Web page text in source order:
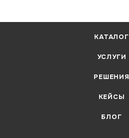
КАТАЛОГ
УСЛУГИ
РЕШЕНИЯ
КЕЙСЫ
БЛОГ